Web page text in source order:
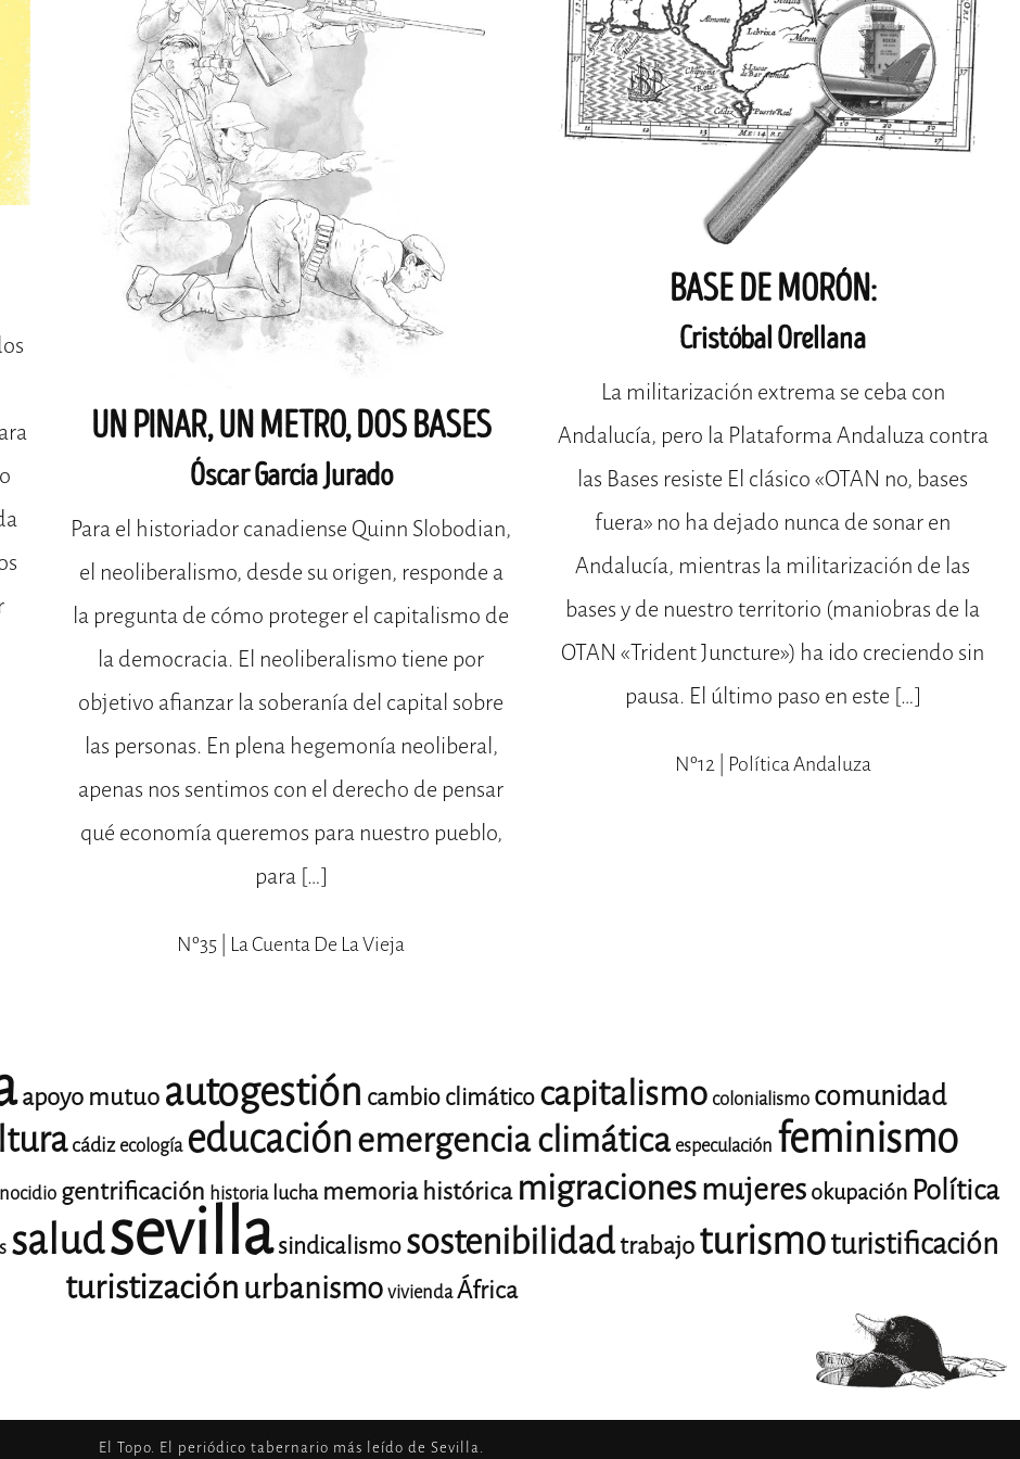
UN PINAR, UN METRO, DOS BASES
Óscar García Jurado
Para el historiador canadiense Quinn Slobodian,
el neoliberalismo, desde su origen, responde a
la pregunta de cómo proteger el capitalismo de
la democracia. El neoliberalismo tiene por
objetivo afianzar la soberanía del capital sobre
las personas. En plena hegemonía neoliberal,
apenas nos sentimos con el derecho de pensar
qué economía queremos para nuestro pueblo,
para […]
Nº35 | La Cuenta De La Vieja
BASE DE MORÓN:
Cristóbal Orellana
La militarización extrema se ceba con
Andalucía, pero la Plataforma Andaluza contra
las Bases resiste El clásico «OTAN no, bases
fuera» no ha dejado nunca de sonar en
Andalucía, mientras la militarización de las
bases y de nuestro territorio (maniobras de la
OTAN «Trident Juncture») ha ido creciendo sin
pausa. El último paso en este […]
Nº12 | Política Andaluza
apoyo mutuo autogestión cambio climáticocapitalismo colonialismo comunidad
cádiz ecología educaciónemergencia climática especulación feminismo
gentrificación historia lucha memoria histórica migracionesmujeresokupación Política
saludsevillasindicalismosostenibilidadtrabajoturismoturistificación
turistizaciónurbanismoviviendaÁfrica
El Topo. El periódico tabernario más leído de Sevilla.